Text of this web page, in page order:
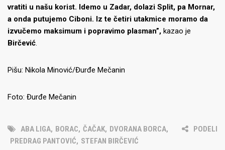
vratiti u našu korist. Idemo u Zadar, dolazi Split, pa Mornar,
a onda putujemo Ciboni. Iz te četiri utakmice moramo da
izvučemo maksimum i popravimo plasman”, kazao je
Birčević
Pišu: Nikola Minović/Đurđe Mečanin
Foto: Đurđe Mečanin
ABA LIGA, BORAC, ČAČAK, DVORANA BORCA,
PREDRAG PANTOVIĆ, STEFAN BIRČEVIĆ
PODELI